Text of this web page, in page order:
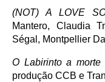
(NOT) A LOVE
Mantero, Claudia
Ségal, Montpellier
O Labirinto a
produção CCB e